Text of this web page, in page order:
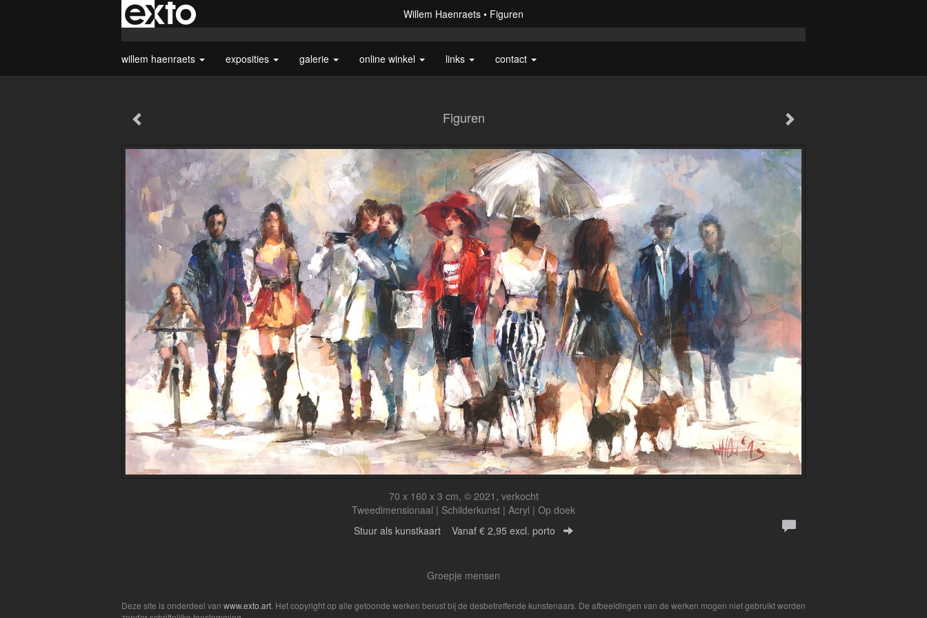
Willem Haenraets Figuren
willem haenraets exposities galerie online winkel links contact
Figuren
70 x 160 x 3 cm, © 2021, verkocht
Tweedimensionaal | Schilderkunst | Acryl | Op doek
Stuur als kunstkaart Vanaf € 2,95 excl. porto
Groepje mensen
Deze site is onderdeel van www.exto.art . Het copyright op alle getoonde werken berust bij de desbetreffende kunstenaars. De afbeeldingen van de werken mogen niet gebruikt worden